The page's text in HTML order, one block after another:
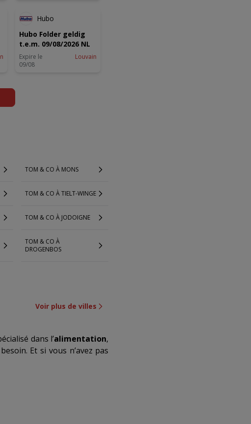
Hubo
Hubo Folder geldig
t.e.m. 09/08/2026 NL
Expire le
09/08
Louvain
TOM & CO À MONS
TOM & CO À TIELT-WINGE
TOM & CO À JODOIGNE
TOM & CO À
DROGENBOS
Voir plus de villes
dans l’alimentation,
Et si vous n’avez pas